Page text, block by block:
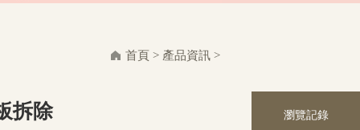
首頁 > 產品資訊 >
拆除 瀏覽記錄